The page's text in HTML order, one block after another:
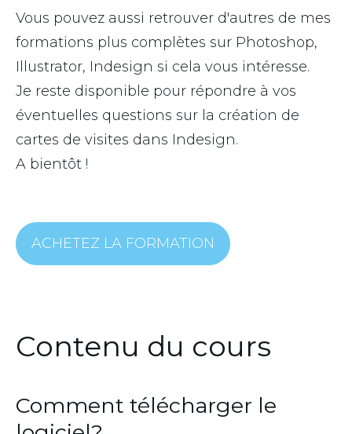
Vous pouvez aussi retrouver d'autres de mes
formations plus complètes sur Photoshop,
Illustrator, Indesign si cela vous intéresse.
Je reste disponible pour répondre à vos
éventuelles questions sur la création de
cartes de visites dans Indesign.
A bientôt !
ACHETEZ LA FORMATION
Contenu du cours
Comment télécharger le